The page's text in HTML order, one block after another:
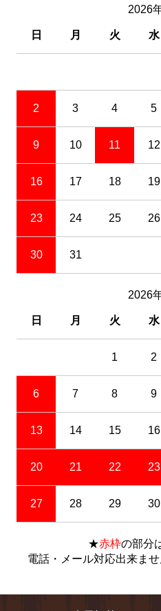
2026
日 月 火 水
2 3 4 5
9 10 11 12
16 17 18 19
23 24 25 26
30 31
2026
日 月 火 水
1 2
6 7 8 9
13 14 15 16
20 21 22 23
27 28 29 30
★赤枠の部分
電話・メール対応出来ま